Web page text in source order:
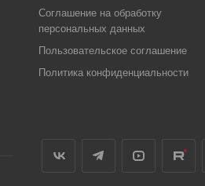
Соглашение на обработку
персональных данных
Пользовательское соглашение
Политика конфиденциальности